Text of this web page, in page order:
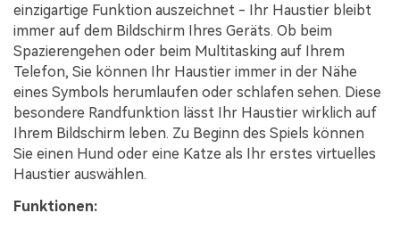
einzigartige Funktion auszeichnet - Ihr Haustier bleibt
immer auf dem Bildschirm Ihres Geräts. Ob beim
Spazierengehen oder beim Multitasking auf Ihrem
Telefon, Sie können Ihr Haustier immer in der Nähe
eines Symbols herumlaufen oder schlafen sehen. Diese
besondere Randfunktion lässt Ihr Haustier wirklich auf
Ihrem Bildschirm leben. Zu Beginn des Spiels können
Sie einen Hund oder eine Katze als Ihr erstes virtuelles
Haustier auswählen.
Funktionen: